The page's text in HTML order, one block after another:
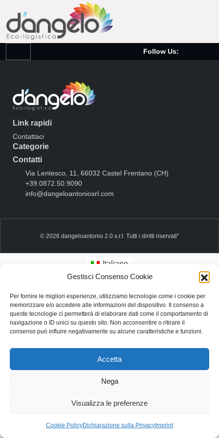
Gestisci Consenso Cookie
Per fornire le migliori esperienze, utilizziamo tecnologie come i cookie per
memorizzare e/o accedere alle informazioni del dispositivo. Il consenso a
queste tecnologie ci permetterà di elaborare dati come il comportamento di
navigazione o ID unici su questo sito. Non acconsentire o ritirare il
consenso può influire negativamente su alcune caratteristiche e funzioni.
Accetta
Nega
Visualizza le preferenze
Cookie PolicyDichiarazione sulla Privacy Imprint
Follow Us:
Link rapidi
Contattaci
Categorie
Contatti
Via Lentesco, 11, 66032 Castel Frentano (CH)
+39.0872.50.9090
info@dangeloantoniosrl.com
© 2026 dangeloantonio 2.0 s.r.l. Tutti i diritti riservati"
Italiano